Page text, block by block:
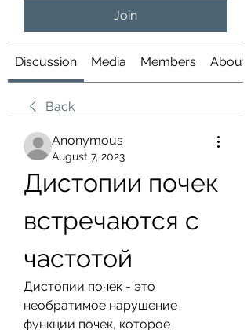
Join
Discussion Media Members About
Back
Anonymous
August 7, 2023
Дистопии почек
встречаются с
частотой
Дистопии почек - это
необратимое нарушение
функции почек, которое